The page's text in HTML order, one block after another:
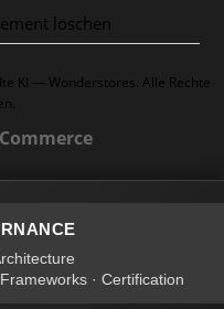
löschen
KI — Wonderstores. Alle Rechte
· Certification